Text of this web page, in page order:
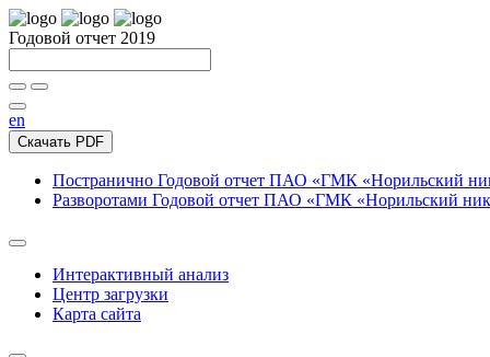
Годовой отчет 2019
en
Скачать PDF
Постранично Годовой отчет ПАО «ГМК «Норильский
Разворотами Годовой отчет ПАО «ГМК «Норильский
Интерактивный анализ
Центр загрузки
Карта сайта